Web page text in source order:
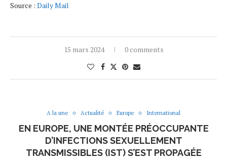
Source : Daily Mail
15 mars 2024 0 comments
A la une Actualité Europe International
EN EUROPE, UNE MONTÉE PRÉOCCUPANTE
D’INFECTIONS SEXUELLEMENT
TRANSMISSIBLES (IST) S’EST PROPAGÉE